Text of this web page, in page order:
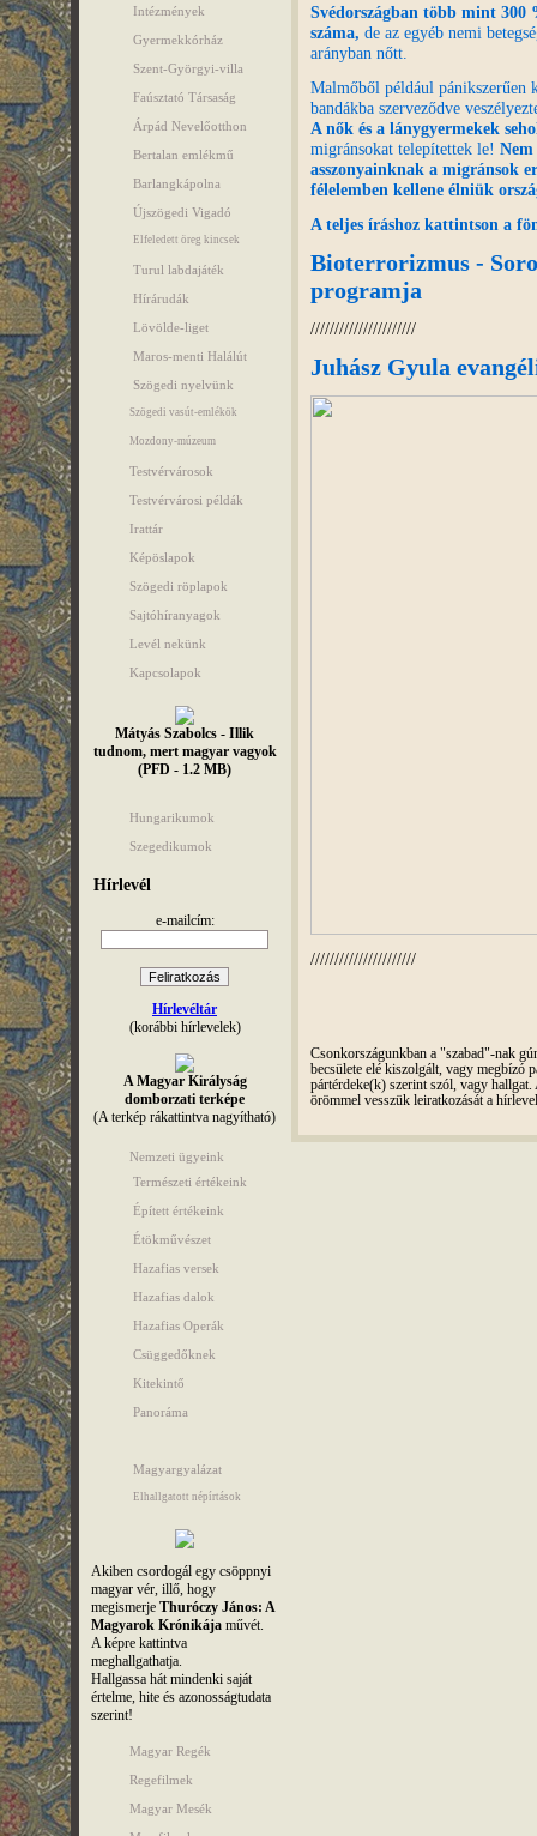
Intézmények
Gyermekkórház
Szent-Györgyi-villa
Faúsztató Társaság
Árpád Nevelőotthon
Bertalan emlékmű
Barlangkápolna
Újszögedi Vigadó
Elfeledett öreg kincsek
Turul labdajáték
Hírárudák
Lövölde-liget
Maros-menti Halálút
Szögedi nyelvünk
Szögedi vasút-emlékök
Mozdony-múzeum
Testvérvárosok
Testvérvárosi példák
Irattár
Képöslapok
Szögedi röplapok
Sajtóhíranyagok
Levél nekünk
Kapcsolapok
Mátyás Szabolcs - Illik
tudnom, mert magyar vagyok
(PFD - 1.2 MB)
Hungarikumok
Szegedikumok
Hírlevél
e-mailcím:
Hírlevéltár
(korábbi hírlevelek)
A Magyar Királyság
domborzati terképe
(A terkép rákattintva nagyítható)
Nemzeti ügyeink
Természeti értékeink
Épített értékeink
Étökművészet
Hazafias versek
Hazafias dalok
Hazafias Operák
Csüggedőknek
Kitekintő
Panoráma
Magyargyalázat
Elhallgatott népírtások
Akiben csordogál egy csöppnyi
magyar vér, illő, hogy
megismerje Thuróczy János: A
Magyarok Krónikájaművét.
A képre kattintva
meghallgathatja.
Hallgassa hát mindenki saját
értelme, hite és azonosságtudata
szerint!
Magyar Regék
Regefilmek
Magyar Mesék
Svédországban több mint 300
száma, de az egyéb nemi
arányban nőtt.
Malmőből például pánikszerűen
bandákba szerveződve
A nők és a lánygyermekek
migránsokat telepítettek le!
asszonyainknak a migránsok
félelemben kellene élniük
A teljes íráshoz kattintson a
Bioterrorizmus -
programja
//////////////////////
Juhász Gyula
//////////////////////
Csonkországunkban a "szabad"-nak
becsülete elé kiszolgált, vagy megbízó
pártérdeke(k) szerint szól, vagy
örömmel vesszük leiratkozását a